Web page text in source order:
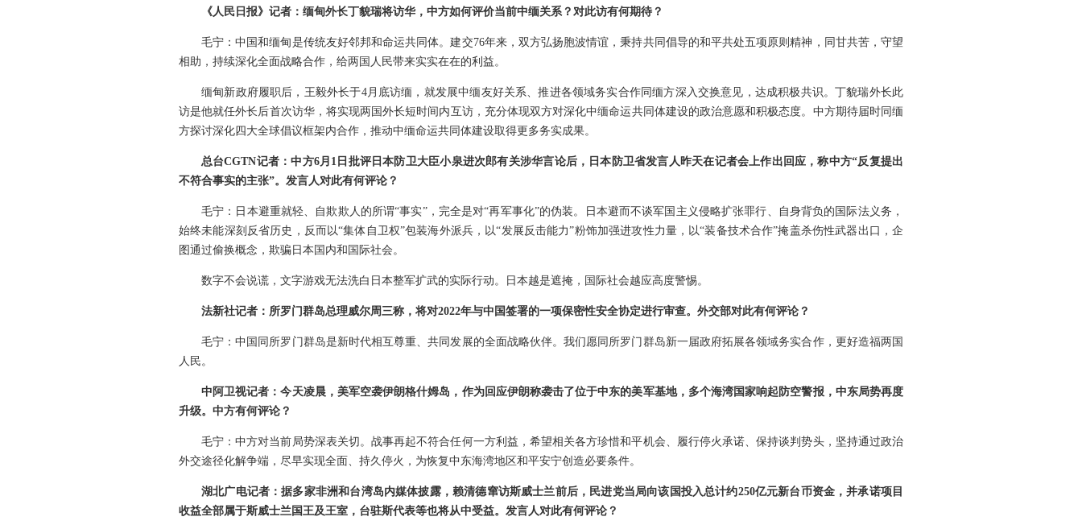
《人民日报》记者：缅甸外长丁貌瑞将访华，中方如何评价当前中缅关系？对此访有何期待？
毛宁：中国和缅甸是传统友好邻邦和命运共同体。建交76年来，双方弘扬胞波情谊，秉持共同倡导的和平共处五项原则精神，同甘共苦，守望
相助，持续深化全面战略合作，给两国人民带来实实在在的利益。
缅甸新政府履职后，王毅外长于4月底访缅，就发展中缅友好关系、推进各领域务实合作同缅方深入交换意见，达成积极共识。丁貌瑞外长此
访是他就任外长后首次访华，将实现两国外长短时间内互访，充分体现双方对深化中缅命运共同体建设的政治意愿和积极态度。中方期待届时同缅
方探讨深化四大全球倡议框架内合作，推动中缅命运共同体建设取得更多务实成果。
总台CGTN记者：中方6月1日批评日本防卫大臣小泉进次郎有关涉华言论后，日本防卫省发言人昨天在记者会上作出回应，称中方“反复提出
不符合事实的主张”。发言人对此有何评论？
毛宁：日本避重就轻、自欺欺人的所谓“事实”，完全是对“再军事化”的伪装。日本避而不谈军国主义侵略扩张罪行、自身背负的国际法义务，
始终未能深刻反省历史，反而以“集体自卫权”包装海外派兵，以“发展反击能力”粉饰加强进攻性力量，以“装备技术合作”掩盖杀伤性武器出口，企
图通过偷换概念，欺骗日本国内和国际社会。
数字不会说谎，文字游戏无法洗白日本整军扩武的实际行动。日本越是遮掩，国际社会越应高度警惕。
法新社记者：所罗门群岛总理威尔周三称，将对2022年与中国签署的一项保密性安全协定进行审查。外交部对此有何评论？
毛宁：中国同所罗门群岛是新时代相互尊重、共同发展的全面战略伙伴。我们愿同所罗门群岛新一届政府拓展各领域务实合作，更好造福两国
人民。
中阿卫视记者：今天凌晨，美军空袭伊朗格什姆岛，作为回应伊朗称袭击了位于中东的美军基地，多个海湾国家响起防空警报，中东局势再度
升级。中方有何评论？
毛宁：中方对当前局势深表关切。战事再起不符合任何一方利益，希望相关各方珍惜和平机会、履行停火承诺、保持谈判势头，坚持通过政治
外交途径化解争端，尽早实现全面、持久停火，为恢复中东海湾地区和平安宁创造必要条件。
湖北广电记者：据多家非洲和台湾岛内媒体披露，赖清德窜访斯威士兰前后，民进党当局向该国投入总计约250亿元新台币资金，并承诺项目
收益全部属于斯威士兰国王及王室，台驻斯代表等也将从中受益。发言人对此有何评论？